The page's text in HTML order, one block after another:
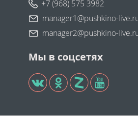
+7 (968) 575 3982
manager1@pushkino-
manager2@pushkino-
Мы в соцсетях